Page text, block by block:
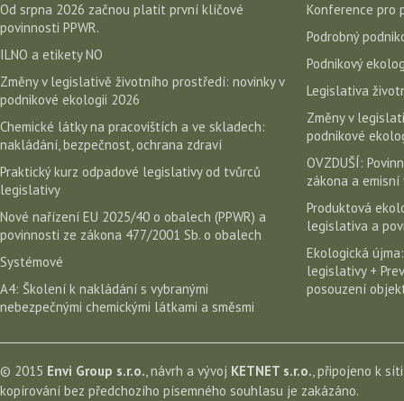
Od srpna 2026 začnou platit první klíčové
povinnosti PPWR.
ILNO a etikety NO
Změny v legislativě životního prostředí: novinky v
podnikové ekologii 2026
Chemické látky na pracovištích a ve skladech:
nakládání, bezpečnost, ochrana zdraví
Praktický kurz odpadové legislativy od tvůrců
legislativy
Nové nařízení EU 2025/40 o obalech (PPWR) a
povinnosti ze zákona 477/2001 Sb. o obalech
Systémové
A4: Školení k nakládání s vybranými
nebezpečnými chemickými látkami a směsmi
Konference pro
Podrobný
Podnikový
Legislativa
Změny v
podnikové
OVZDUŠÍ:
zákona a emisní
Produktová
legislativa a
Ekologická
legislativy +
posouzení
© 2015 Envi Group s.r.o., návrh a vývoj KETNET s.r.o., připojeno k
kopírování bez předchozího písemného souhlasu je zakázáno.